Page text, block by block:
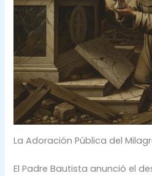
La Adoración Pública del
El Padre Bautista anunció el